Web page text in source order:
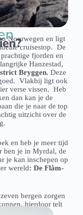
Noorwegen en ligt
cruisestop. De
fjorden en
Hanzestad,
Bryggen. Deze
Vlakbij ligt ook
verse vissen. Heb
dan kan je de
die je naar de top
uitzicht over de
en heb je meer tijd
ben je in Myrdal, de
je kan inschepen op
wereld: De Flåm-
bergen zorgen
hierdoor telt